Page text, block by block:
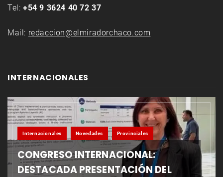
Tel: +54 9 3624 40 72 37
Mail: redaccion@elmiradorchaco.com
INTERNACIONALES
Internacionales Novedades Provinciales
CONGRESO INTERNACIONAL:
DESTACADA PRESENTACIÓN DEL